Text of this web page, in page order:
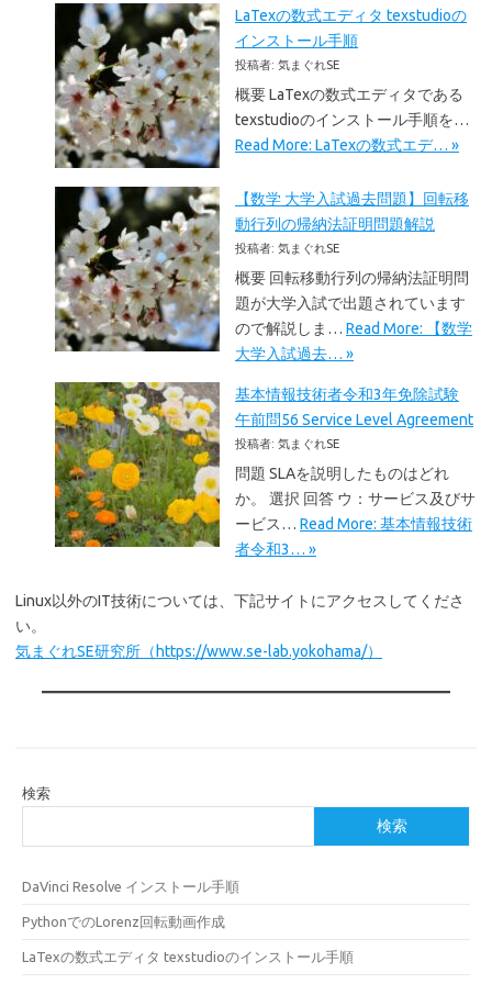
LaTexの数式エディタ texstudioの
インストール手順
投稿者: 気まぐれSE
概要 LaTexの数式エディタである
texstudioのインストール手順を…
Read More: LaTexの数式エデ… »
【数学 大学入試過去問題】回転移
動行列の帰納法証明問題解説
投稿者: 気まぐれSE
概要 回転移動行列の帰納法証明問
題が大学入試で出題されています
ので解説しま… Read More: 【数学
大学入試過去… »
基本情報技術者令和3年免除試験
午前問56 Service Level Agreement
投稿者: 気まぐれSE
問題 SLAを説明したものはどれ
か。 選択 回答 ウ：サービス及びサ
ービス… Read More: 基本情報技術
者令和3… »
Linux以外のIT技術については、下記サイトにアクセスしてくださ
い。
気まぐれSE研究所（https://www.se-lab.yokohama/）
検索
検索
DaVinci Resolve インストール手順
PythonでのLorenz回転動画作成
LaTexの数式エディタ texstudioのインストール手順